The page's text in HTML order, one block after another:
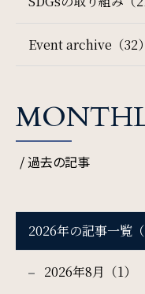
ご利用部屋数
宿泊プラン一覧
Event archive（32）
/ 過去の記事
2026年の記事一覧（
2026年8月（1）